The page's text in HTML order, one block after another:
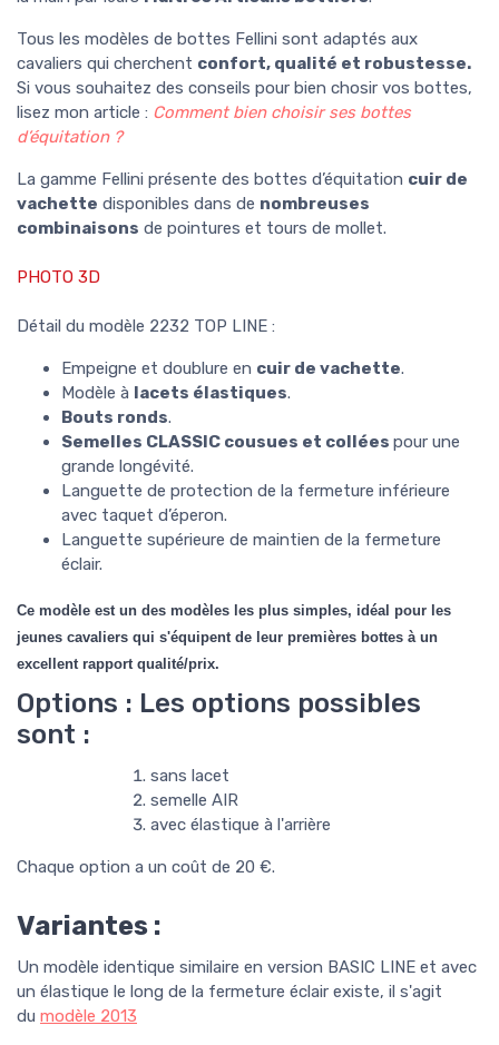
Tous les modèles de bottes Fellini sont adaptés aux
cavaliers qui cherchent confort, qualité et robustesse.
Si vous souhaitez des conseils pour bien chosir vos bottes,
lisez mon article : Comment bien choisir ses bottes
d’équitation ?
La gamme Fellini présente des bottes d’équitation cuir de
vachette disponibles dans de nombreuses
combinaisons de pointures et tours de mollet.
PHOTO 3D
Détail du modèle 2232 TOP LINE :
Empeigne et doublure en cuir de vachette.
Modèle à lacets élastiques.
Bouts ronds.
Semelles CLASSIC cousues et collées pour une
grande longévité.
Languette de protection de la fermeture inférieure
avec taquet d’éperon.
Languette supérieure de maintien de la fermeture
éclair.
Ce modèle est un des modèles les plus simples, idéal pour les
jeunes cavaliers qui s'équipent de leur premières bottes à un
excellent rapport qualité/prix.
Options : Les options possibles
sont :
sans lacet
semelle AIR
avec élastique à l'arrière
Chaque option a un coût de 20 €.
Variantes :
Un modèle identique similaire en version BASIC LINE et avec
un élastique le long de la fermeture éclair existe, il s'agit
du modèle 2013